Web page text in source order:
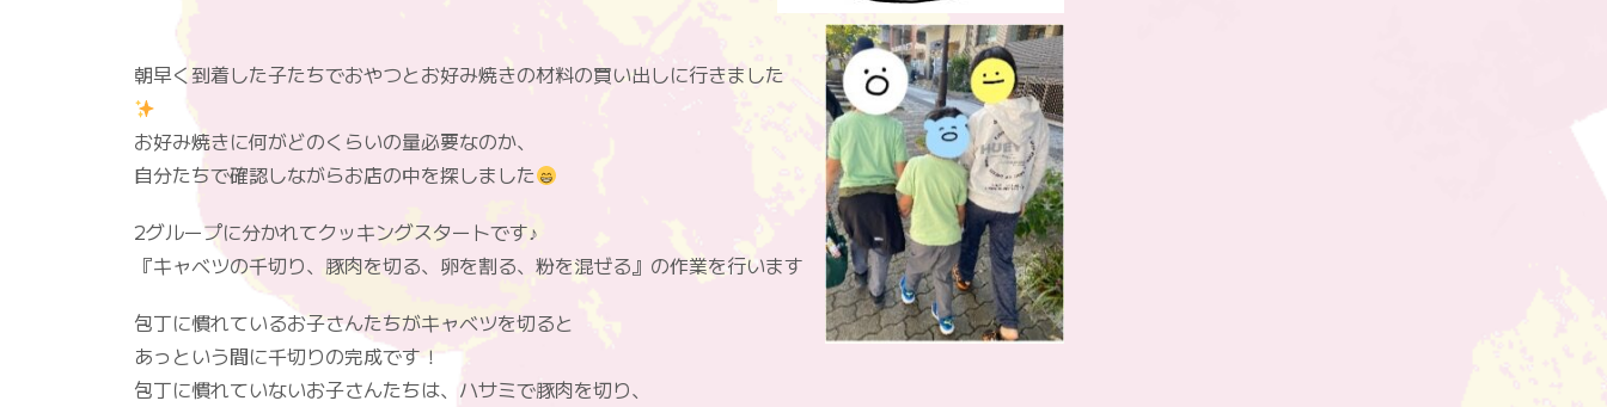
朝早く到着した子たちでおやつとお好み焼きの材料の買い出しに行きました
お好み焼きに何がどのくらいの量必要なのか、
自分たちで確認しながらお店の中を探しました
2グループに分かれてクッキングスタートです♪
『キャベツの千切り、豚肉を切る、卵を割る、粉を混ぜる』の作業を行います
包丁に慣れているお子さんたちがキャベツを切ると
あっという間に千切りの完成です！
包丁に慣れていないお子さんたちは、ハサミで豚肉を切り、